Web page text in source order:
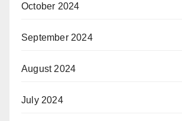
October 2024
September 2024
August 2024
July 2024